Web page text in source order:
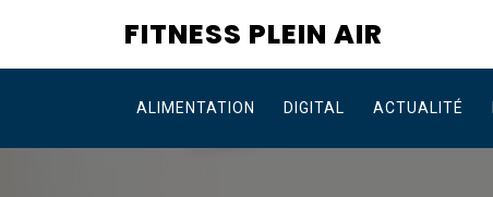
content
FITNESS PLEIN AIR
ALIMENTATION DIGITAL ACTUALITÉ